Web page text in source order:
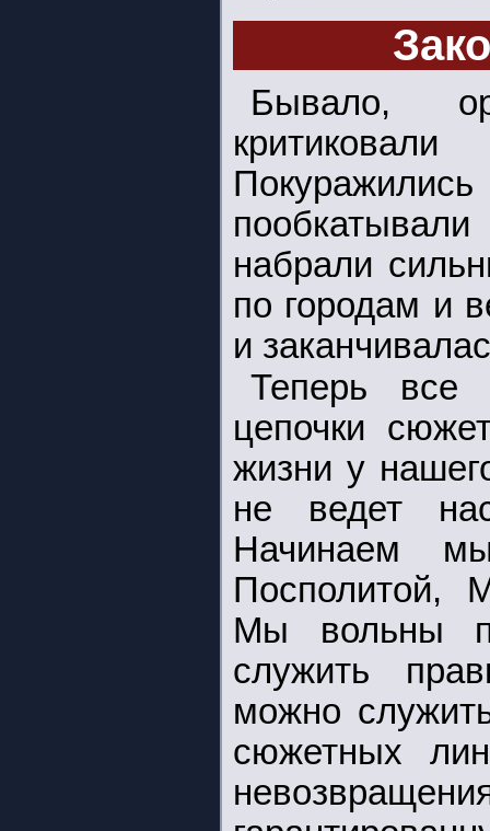
Бывало,
набрали
по городам и
и
Теперь все
цепочки
жизни у
не ведет
Начинаем
Посполитой,
Мы вольны
служить
можно
сюжетных